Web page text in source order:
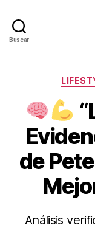
Buscar
de
Análisis